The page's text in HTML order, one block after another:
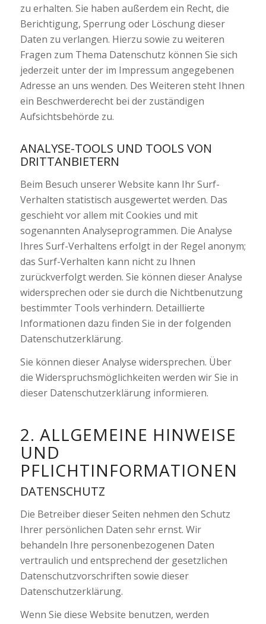
zu erhalten. Sie haben außerdem ein Recht, die
Berichtigung, Sperrung oder Löschung dieser
Daten zu verlangen. Hierzu sowie zu weiteren
Fragen zum Thema Datenschutz können Sie sich
jederzeit unter der im Impressum angegebenen
Adresse an uns wenden. Des Weiteren steht Ihnen
ein Beschwerderecht bei der zuständigen
Aufsichtsbehörde zu.
ANALYSE-TOOLS UND TOOLS VON
DRITTANBIETERN
Beim Besuch unserer Website kann Ihr Surf-
Verhalten statistisch ausgewertet werden. Das
geschieht vor allem mit Cookies und mit
sogenannten Analyseprogrammen. Die Analyse
Ihres Surf-Verhaltens erfolgt in der Regel anonym;
das Surf-Verhalten kann nicht zu Ihnen
zurückverfolgt werden. Sie können dieser Analyse
widersprechen oder sie durch die Nichtbenutzung
bestimmter Tools verhindern. Detaillierte
Informationen dazu finden Sie in der folgenden
Datenschutzerklärung.
Sie können dieser Analyse widersprechen. Über
die Widerspruchsmöglichkeiten werden wir Sie in
dieser Datenschutzerklärung informieren.
2. ALLGEMEINE HINWEISE
UND
PFLICHTINFORMATIONEN
DATENSCHUTZ
Die Betreiber dieser Seiten nehmen den Schutz
Ihrer persönlichen Daten sehr ernst. Wir
behandeln Ihre personenbezogenen Daten
vertraulich und entsprechend der gesetzlichen
Datenschutzvorschriften sowie dieser
Datenschutzerklärung.
Wenn Sie diese Website benutzen, werden